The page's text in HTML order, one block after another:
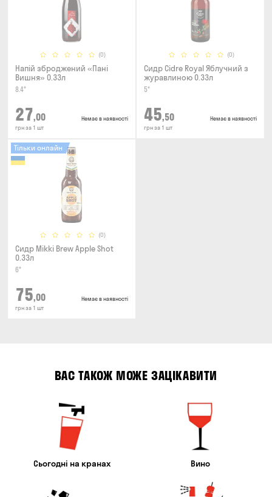
(0)
Напій зброджений «Пані
Вишня» 0.33л
8.4°
27,00
грн за 1 шт
Немає в наявності
(0)
Сидр Cidre Royal Яблучний з
журавлиною 0.33л
5°
45,50
грн за 1 шт
Немає в наявності
(0)
Тільки онлайн
Сидр Mikki Brew Apple Shot
0.33л
6°
75,00
грн за 1 шт
Немає в наявності
ВАС ТАКОЖ МОЖЕ ЗАЦІКАВИТИ
Сьогодні на кранах Вино